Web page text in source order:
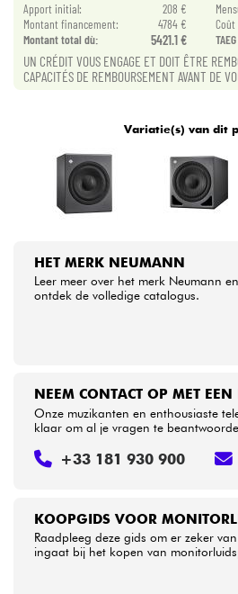
Sets
Bekijk onze
Apport initial: 208 €
Montant financement:
4784 €
Montant total dù:
5421.1 €
UN CRÉDIT VOUS ENGAGE ET DOIT ÊTRE
CAPACITÉS DE REMBOURSEMENT AVANT DE
Variatie(s) van dit
HET MERK NEUMANN
Leer meer over het merk Neumann en
ontdek de volledige catalogus.
KOOPGIDS VOOR
Raadpleeg deze gids om er zeker
ingaat bij het kopen van
NEEM CONTACT OP MET
Onze muzikanten en enthousiaste
klaar om al je vragen te
+33 181 930 900